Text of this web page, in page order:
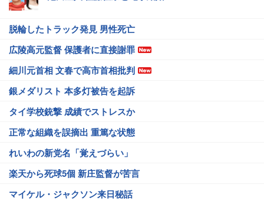
脱輪したトラック発見 男性死亡
広陵高元監督 保護者に直接謝罪
細川元首相 文春で高市首相批判
銀メダリスト 本多灯被告を起訴
タイ学校銃撃 成績でストレスか
正常な組織を誤摘出 重篤な状態
れいわの新党名「覚えづらい」
楽天から死球5個 新庄監督が苦言
マイケル・ジャクソン来日秘話